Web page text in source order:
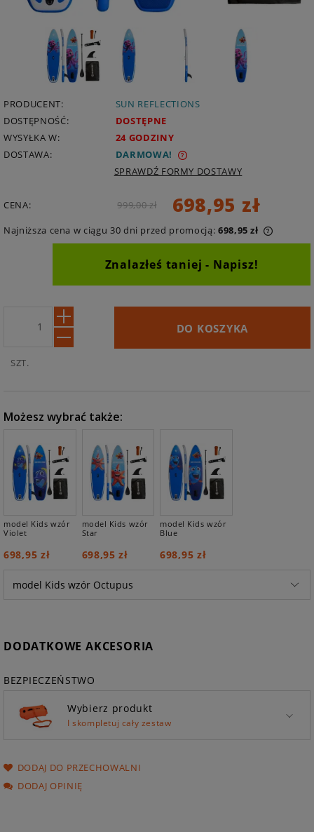
PRODUCENT:
SUN REFLECTIONS
DOSTĘPNOŚĆ:
DOSTĘPNE
WYSYŁKA W:
24 GODZINY
DOSTAWA:
DARMOWA
SPRAWDŹ FORMY DOSTAWY
CENA: 999,00 zł 698,95 zł
Najniższa cena w ciągu 30 dni przed promocją: 698,95 zł
Znalazłeś taniej - Napisz!
SZT.
DO KOSZYKA
Możesz wybrać także:
model Kids wzór
Violet
698,95 zł
model Kids wzór
Star
698,95 zł
model Kids wzór
Blue
698,95 zł
DODATKOWE AKCESORIA
BEZPIECZEŃSTWO
Wybierz produkt
I skompletuj cały zestaw
DODAJ DO PRZECHOWALNI
DODAJ OPINIĘ